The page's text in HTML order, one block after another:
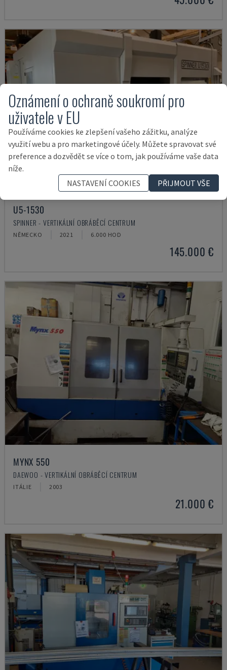
U5-1530
SPINNER - VERTIKÁLNÍ OBRÁBĚCÍ CENTRUM
NĚMECKO 2021 6.000 HOD
145.000 €
MYNX 550
DAEWOO - VERTIKÁLNÍ OBRÁBĚCÍ CENTRUM
ITÁLIE 2003
21.000 €
Oznámení o ochraně soukromí pro
uživatele v EU
Používáme cookies ke zlepšení vašeho zážitku, analýze
využití webu a pro marketingové účely. Můžete spravovat své
preference a dozvědět se více o tom, jak používáme vaše data
níže.
NASTAVENÍ COOKIES
PŘIJMOUT VŠE